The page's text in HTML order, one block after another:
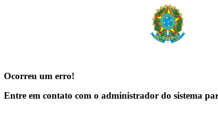
Ocorreu um erro!
Entre em contato com o administrador do sistema